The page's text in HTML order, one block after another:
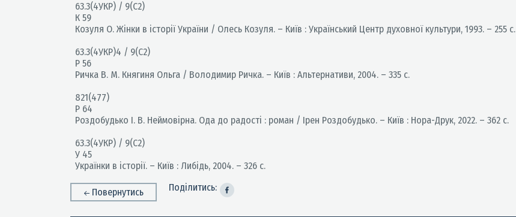
63.3(4УКР) / 9(С2)
К 59
Козуля О. Жінки в історії України / Олесь Козуля. – Київ : Український Центр духовної культури, 1993. – 255 с.
63.3(4УКР)4 / 9(С2)
Р 56
Ричка В. М. Княгиня Ольга / Володимир Ричка. – Київ : Альтернативи, 2004. – 335 с.
821(477)
Р 64
Роздобудько І. В. Неймовірна. Ода до радості : роман / Ірен Роздобудько. – Київ : Нора-Друк, 2022. – 362 с.
63.3(4УКР) / 9(С2)
У 45
Українки в історії. – Київ : Либідь, 2004. – 326 с.
Повернутись Поділитись: